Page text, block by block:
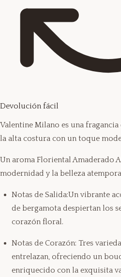
Devolución fácil
Valentine Milano es una
la alta costura con un toque
Un aroma Floriental Amaderado
modernidad y la belleza
Notas de Salida:Un vibrante
de bergamota despiertan los
corazón floral.
Notas de Corazón: Tres
entrelazan, ofreciendo un
enriquecido con la exquisita